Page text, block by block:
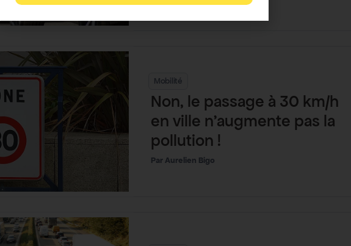
Mobilité
Non, le passage à 30 km/h
en ville n’augmente pas la
pollution !
Aurelien Bigo